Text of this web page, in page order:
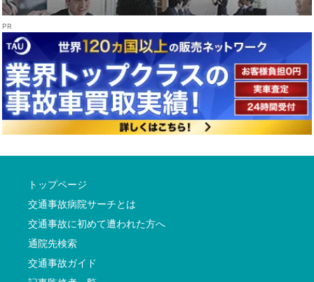
トップページ
交通事故病院サーチとは
交通事故に初めて遭われた方へ
通院先検索
交通事故ガイド